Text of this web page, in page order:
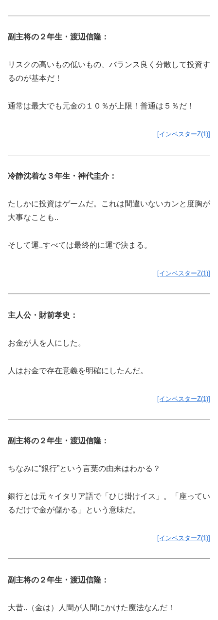
副主将の２年生・渡辺信隆：
リスクの高いもの低いもの、バランス良く分散して投資す
るのが基本だ！
通常は最大でも元金の１０％が上限！普通は５％だ！
[インベスターZ(1)]
冷静沈着な３年生・神代圭介：
たしかに投資はゲームだ。これは間違いないカンと度胸が
大事なことも..
そして運..すべては最終的に運で決まる。
[インベスターZ(1)]
主人公・財前孝史：
お金が人を人にした。
人はお金で存在意義を明確にしたんだ。
[インベスターZ(1)]
副主将の２年生・渡辺信隆：
ちなみに“銀行”という言葉の由来はわかる？
銀行とは元々イタリア語で「ひじ掛けイス」。「座ってい
るだけで金が儲かる」という意味だ。
[インベスターZ(1)]
副主将の２年生・渡辺信隆：
大昔..（金は）人間が人間にかけた魔法なんだ！